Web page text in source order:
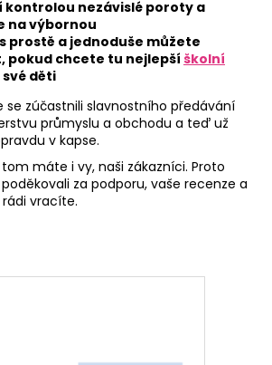
kontrolou nezávislé poroty a
na výbornou
prostě a jednoduše můžete
pokud chcete tu nejlepší školní
děti
se zúčastnili slavnostního předávání
průmyslu a obchodu a teď už
v kapse.
máte i vy, naši zákazníci. Proto
za podporu, vaše recenze a
vracíte.